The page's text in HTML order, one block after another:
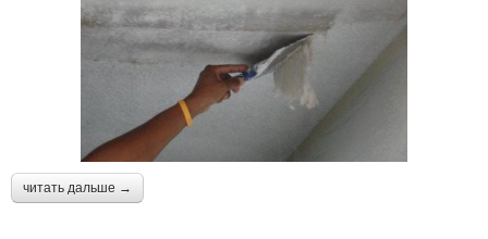
читать дальше →